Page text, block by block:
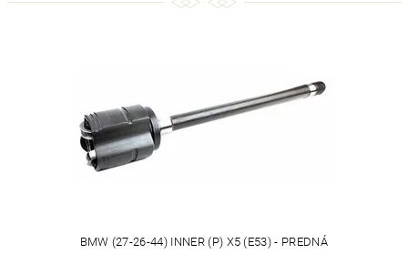
BMW (27-26-44) INNER (P) X5 (E53) - PREDNÁ